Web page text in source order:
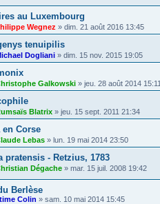
au Luxembourg
Wegnez » dim. 21 août 2016 13:45
tenuipilis
Dogliani » dim. 15 nov. 2015 19:05
Galkowski » jeu. 28 août 2014 15:11
Blatrix » jeu. 15 sept. 2011 21:34
en Corse
Lebas » lun. 19 mai 2014 23:50
pratensis - Retzius, 1783
Dégache » mar. 15 juil. 2008 19:42
Berlèse
Colin » sam. 10 mai 2014 15:45